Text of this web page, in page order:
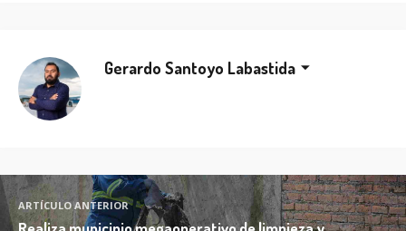
Gerardo Santoyo Labastida
ARTÍCULO ANTERIOR